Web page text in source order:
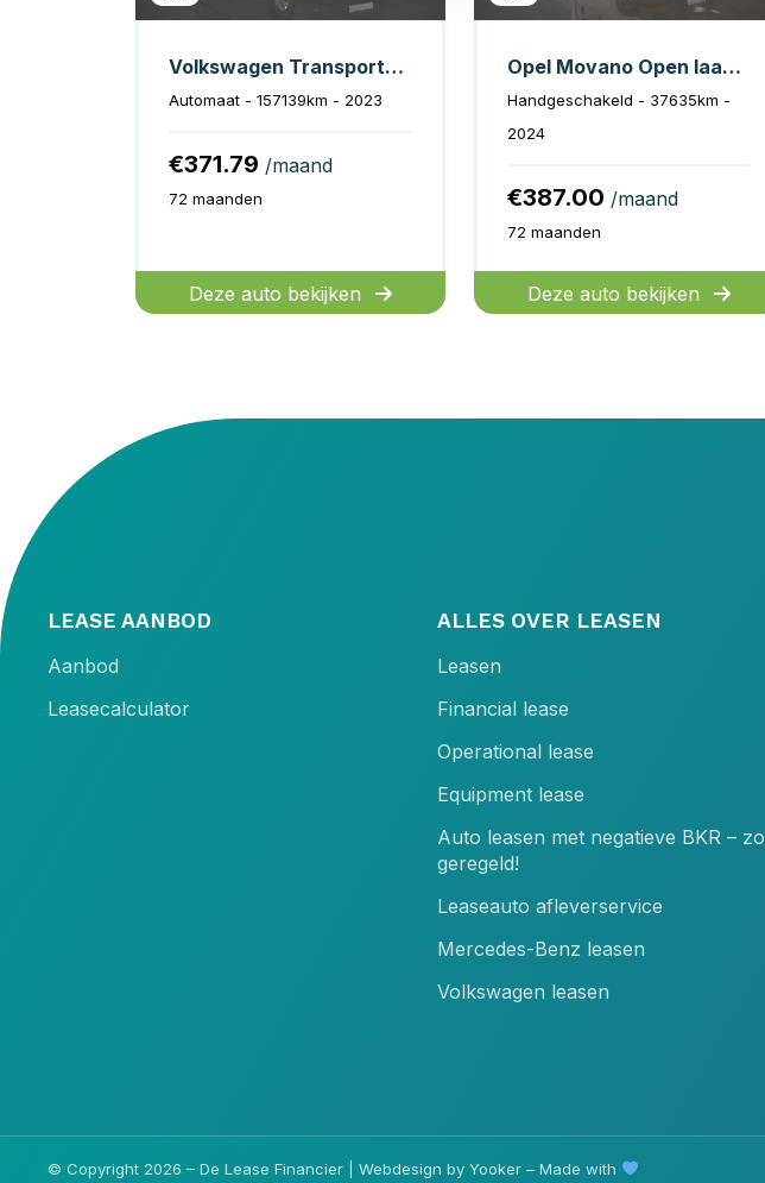
Volkswagen Transporter Bestelbus T6.1 2.0 TDI 150 pk DSG Aut. Virtual Cockpit/ 2.5t Trekverm./ CarPlay/ Camera/ Cruise/ Airco/ PDC
Automaat - 157139km - 2023
€371.79 /maand
72 maanden
Deze auto bekijken
Opel Movano Open laadbak 2.2 140 pk DC Dubbel Cabine Open Laadbak/ 7 Pers./ 2.5t Trekverm./ Cruise/ Airco/ 288x215x35/ Pick up
Handgeschakeld - 37635km -
2024
€387.00 /maand
72 maanden
Deze auto bekijken
LEASE AANBOD
Aanbod
Leasecalculator
ALLES OVER LEASEN
Leasen
Financial lease
Operational lease
Equipment lease
Auto leasen met negatieve BKR – zo
geregeld!
Leaseauto afleverservice
Mercedes-Benz leasen
Volkswagen leasen
© Copyright 2026 – De Lease Financier | Webdesign by Yooker – Made with